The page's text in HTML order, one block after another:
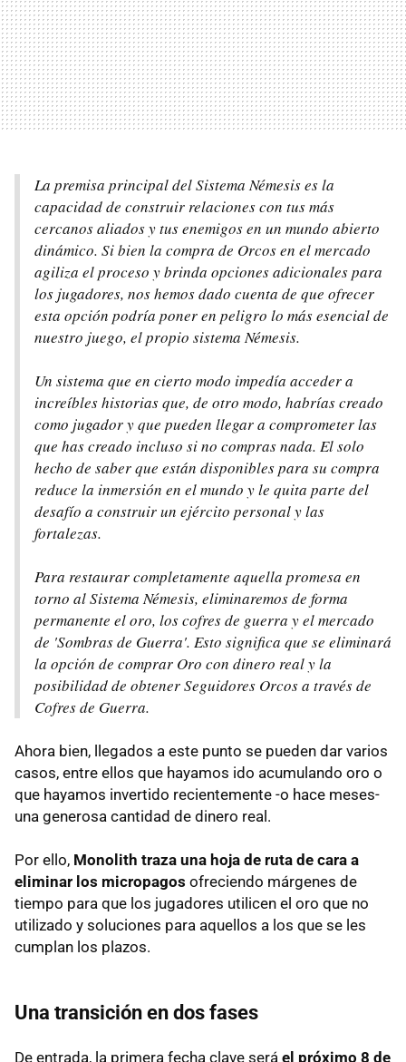
La premisa principal del Sistema Némesis es la
capacidad de construir relaciones con tus más
cercanos aliados y tus enemigos en un mundo abierto
dinámico. Si bien la compra de Orcos en el mercado
agiliza el proceso y brinda opciones adicionales para
los jugadores, nos hemos dado cuenta de que ofrecer
esta opción podría poner en peligro lo más esencial de
nuestro juego, el propio sistema Némesis.
Un sistema que en cierto modo impedía acceder a
increíbles historias que, de otro modo, habrías creado
como jugador y que pueden llegar a comprometer las
que has creado incluso si no compras nada. El solo
hecho de saber que están disponibles para su compra
reduce la inmersión en el mundo y le quita parte del
desafío a construir un ejército personal y las
fortalezas.
Para restaurar completamente aquella promesa en
torno al Sistema Némesis, eliminaremos de forma
permanente el oro, los cofres de guerra y el mercado
de 'Sombras de Guerra'. Esto significa que se eliminará
la opción de comprar Oro con dinero real y la
posibilidad de obtener Seguidores Orcos a través de
Cofres de Guerra.
Ahora bien, llegados a este punto se pueden dar varios
casos, entre ellos que hayamos ido acumulando oro o
que hayamos invertido recientemente -o hace meses-
una generosa cantidad de dinero real.
Por ello, Monolith traza una hoja de ruta de cara a
eliminar los micropagos ofreciendo márgenes de
tiempo para que los jugadores utilicen el oro que no
utilizado y soluciones para aquellos a los que se les
cumplan los plazos.
Una transición en dos fases
De entrada, la primera fecha clave será el próximo 8 de